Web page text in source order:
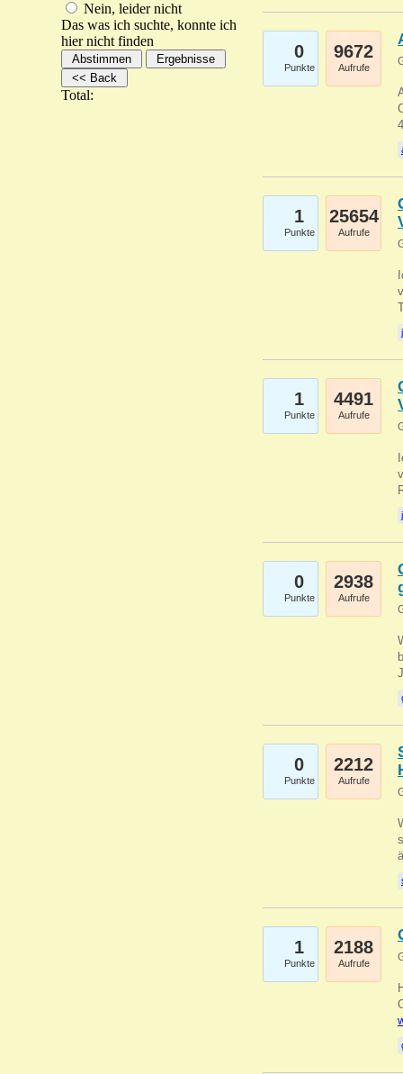
Nein, leider nicht
Das was ich suchte, konnte ich
hier nicht finden
Total:
0
Punkte
9672
Aufrufe
1
Punkte
25654
Aufrufe
1
Punkte
4491
Aufrufe
0
Punkte
2938
Aufrufe
0
Punkte
2212
Aufrufe
1
Punkte
2188
Aufrufe